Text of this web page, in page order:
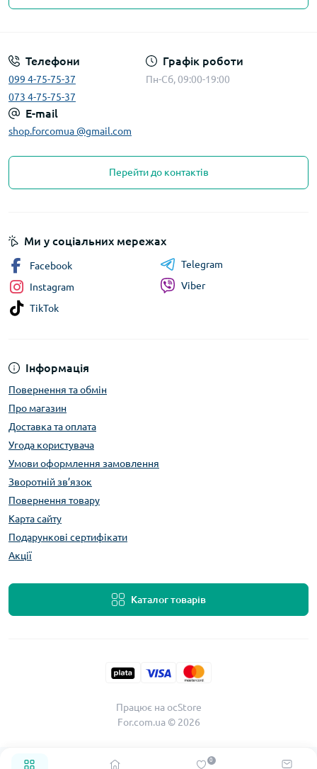
0
Телефони
099 4-75-75-37
073 4-75-75-37
Графік роботи
Пн-Сб, 09:00-19:00
E-mail
shop.forcomua @gmail.com
Перейти до контактів
Інформація
Повернення та обмін
Про магазин
Доставка та оплата
Угода користувача
Умови оформлення замовлення
Зворотній зв’язок
Повернення товару
Карта сайту
Подарункові сертифікати
Акції
Каталог товарів
Ми у соціальних мережах
Facebook
Instagram
TikTok
Telegram
Viber
Працює наocStore
For.com.ua © 2026